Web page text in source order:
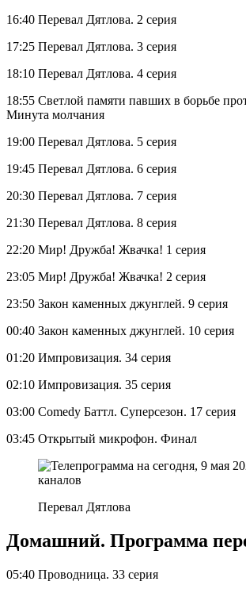
16:40 Перевал Дятлова. 2 серия
17:25 Перевал Дятлова. 3 серия
18:10 Перевал Дятлова. 4 серия
18:55 Светлой памяти павших в борьбе
Минута молчания
19:00 Перевал Дятлова. 5 серия
19:45 Перевал Дятлова. 6 серия
20:30 Перевал Дятлова. 7 серия
21:30 Перевал Дятлова. 8 серия
22:20 Мир! Дружба! Жвачка! 1 серия
23:05 Мир! Дружба! Жвачка! 2 серия
23:50 Закон каменных джунглей. 9 серия
00:40 Закон каменных джунглей. 10 серия
01:20 Импровизация. 34 серия
02:10 Импровизация. 35 серия
03:00 Comedy Баттл. Суперсезон. 17 серия
03:45 Открытый микрофон. Финал
Перевал Дятлова
Домашний. Программа
05:40 Проводница. 33 серия